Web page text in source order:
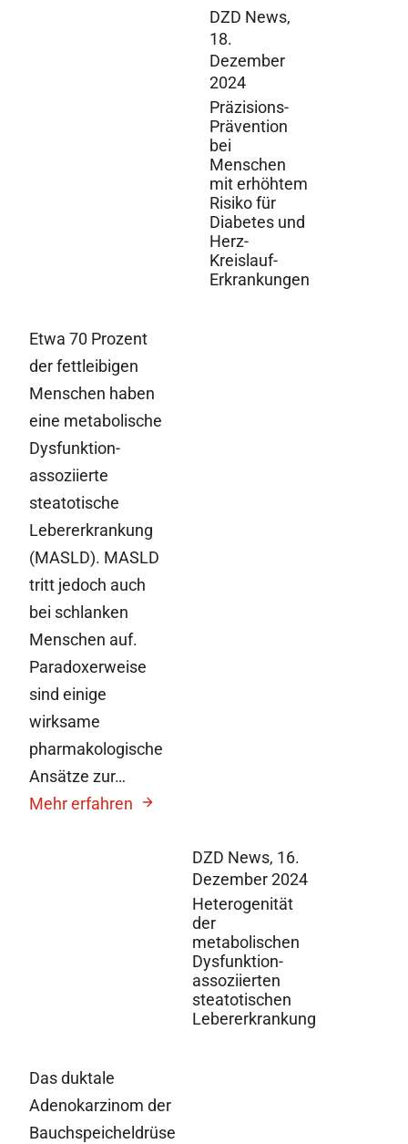
DZD News,
18.
Dezember
2024
Präzisions-
Prävention
bei
Menschen
mit erhöhtem
Risiko für
Diabetes und
Herz-
Kreislauf-
Erkrankungen
DZD News, 16.
Dezember 2024
Heterogenität
der
metabolischen
Dysfunktion-
assoziierten
steatotischen
Lebererkrankung
Etwa 70 Prozent
der fettleibigen
Menschen haben
eine metabolische
Dysfunktion-
assoziierte
steatotische
Lebererkrankung
(MASLD). MASLD
tritt jedoch auch
bei schlanken
Menschen auf.
Paradoxerweise
sind einige
wirksame
pharmakologische
Ansätze zur…
Mehr erfahren
Das duktale
Adenokarzinom der
Bauchspeicheldrüse